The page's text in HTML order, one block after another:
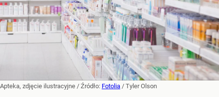
Apteka, zdjęcie ilustracyjne / Źródło: Fotolia / Tyler Olson